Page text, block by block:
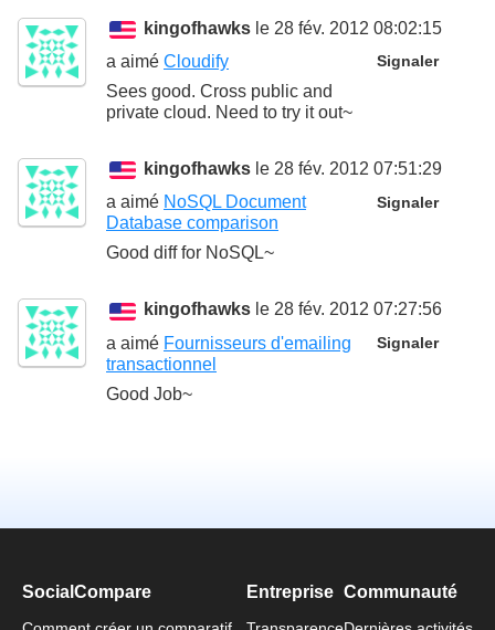
kingofhawks le 28 fév. 2012 08:02:15
Signaler
a aimé Cloudify
Sees good. Cross public and
private cloud. Need to try it out~
kingofhawks le 28 fév. 2012 07:51:29
Signaler
a aimé NoSQL Document
Database comparison
Good diff for NoSQL~
kingofhawks le 28 fév. 2012 07:27:56
Signaler
a aimé Fournisseurs d'emailing
transactionnel
Good Job~
SocialCompare Entreprise Communauté